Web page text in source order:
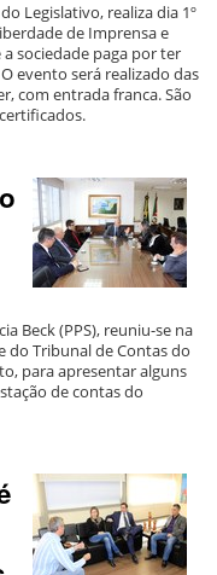
Legislativo, realiza dia 1º
de Imprensa e
sociedade paga por ter
evento será realizado das
com entrada franca. São
Beck (PPS), reuniu-se na
do Tribunal de Contas do
para apresentar alguns
de contas do